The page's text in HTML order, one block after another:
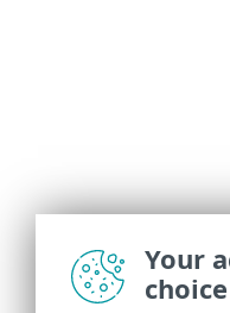
Your
choice